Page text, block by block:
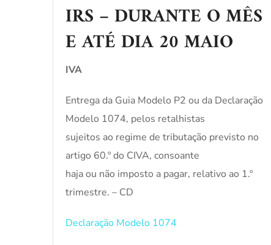
IRS – DURANTE O MÊS
E ATÉ DIA 20 MAIO
IVA
Entrega da Guia Modelo P2 ou da Declaração
Modelo 1074, pelos retalhistas
sujeitos ao regime de tributação previsto no
artigo 60.º do CIVA, consoante
haja ou não imposto a pagar, relativo ao 1.º
trimestre. – CD
Declaração Modelo 1074